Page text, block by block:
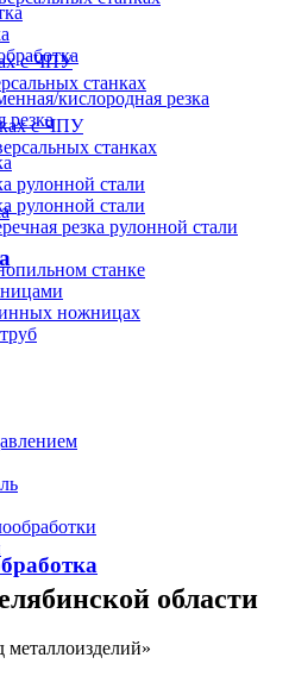
с ЧПУ
станках
с ЧПУ
станках
кислородная резка
резка
рулонной стали
рулонной стали
резка рулонной стали
станке
ножницах
области